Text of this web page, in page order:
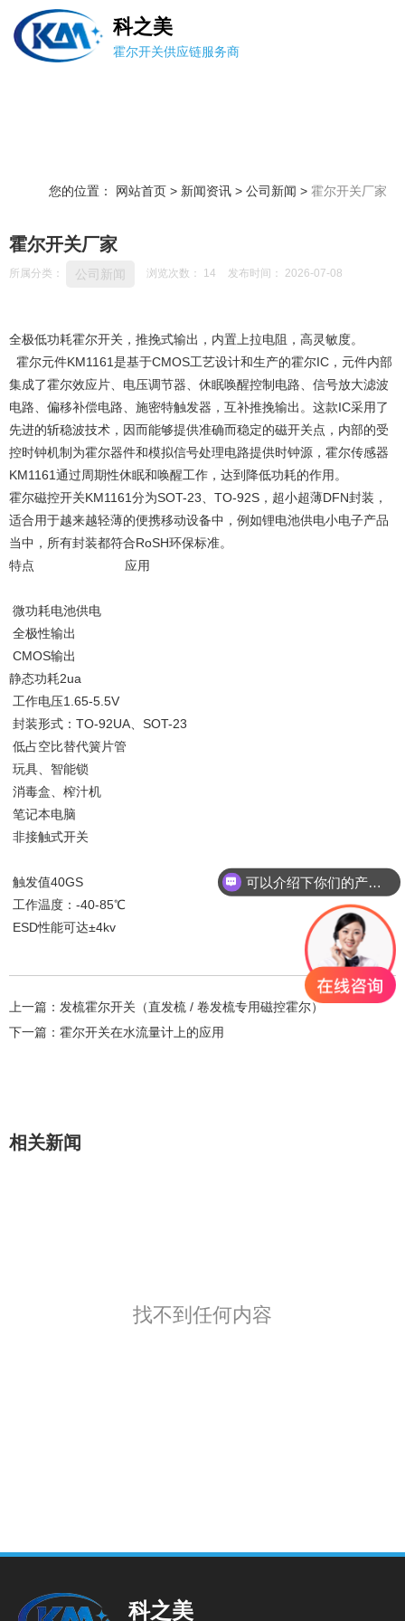
科之美
霍尔开关供应链服务商
您的位置： 网站首页 > 新闻资讯 > 公司新闻 > 霍尔开关厂家
霍尔开关厂家
所属分类： 公司新闻 浏览次数： 14 发布时间： 2026-07-08
全极低功耗霍尔开关，推挽式输出，内置上拉电阻，高灵敏度。
霍尔元件KM1161是基于CMOS工艺设计和生产的霍尔IC，元件内部
集成了霍尔效应片、电压调节器、休眠唤醒控制电路、信号放大滤波
电路、偏移补偿电路、施密特触发器，互补推挽输出。这款IC采用了
先进的斩稳波技术，因而能够提供准确而稳定的磁开关点，内部的受
控时钟机制为霍尔器件和模拟信号处理电路提供时钟源，霍尔传感器
KM1161通过周期性休眠和唤醒工作，达到降低功耗的作用。
霍尔磁控开关KM1161分为SOT-23、TO-92S，超小超薄DFN封装，
适合用于越来越轻薄的便携移动设备中，例如锂电池供电小电子产品
当中，所有封装都符合RoSH环保标准。
特点 应用
微功耗电池供电
全极性输出
CMOS输出
静态功耗2ua
工作电压1.65-5.5V
封装形式：TO-92UA、SOT-23
低占空比替代簧片管
玩具、智能锁
消毒盒、榨汁机
笔记本电脑
非接触式开关
触发值40GS
工作温度：-40-85℃
ESD性能可达±4kv
上一篇： 发梳霍尔开关（直发梳 / 卷发梳专用磁控霍尔）
下一篇： 霍尔开关在水流量计上的应用
相关新闻
找不到任何内容
科之美
可以介绍下你们的产品么？